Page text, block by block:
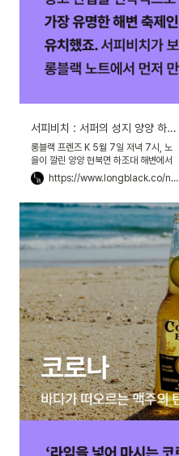
서피비치 : 서퍼의 성지 양양 하조대, 다시 선셋 파티가 시작됐다
롱블랙 프렌즈 K 5월 7일 저녁 7시, 노
을이 깔린 양양 현북면 하조대 해변에서
디제잉이 시작됩니다. 음악은 이광조의
「즐거운 인생」. 한 손에 맥주병이나 하이
https://www.longblack.co/note/285?utm_source=instagram&utm_medium=social&utm_campaign=linkbio&utm_content=230727